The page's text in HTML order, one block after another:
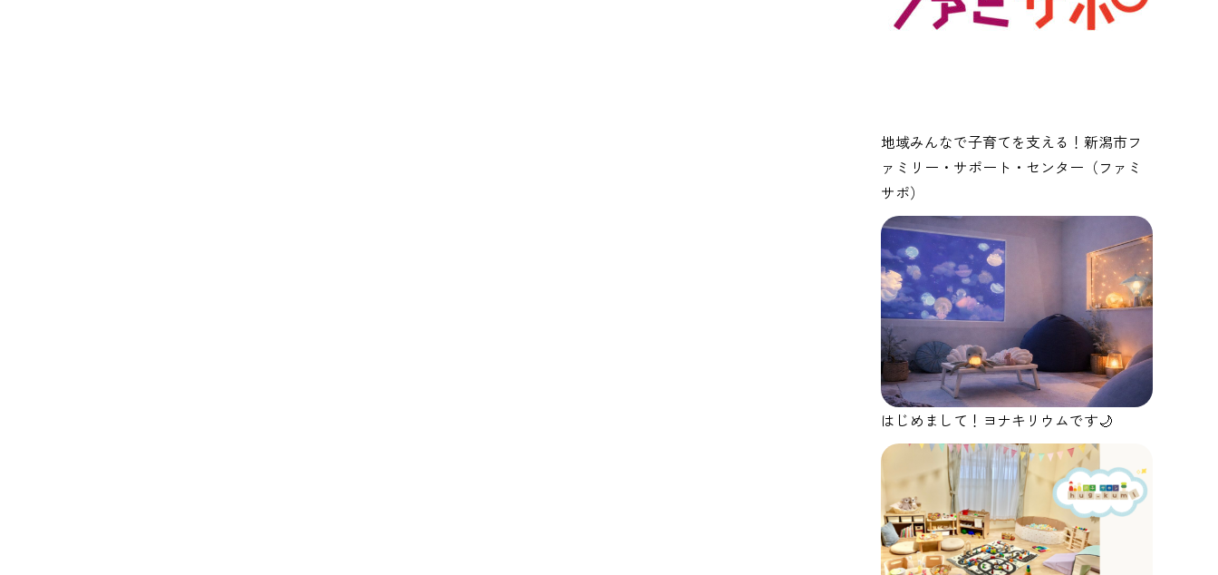
地域みんなで子育てを支える！新潟市フ
ァミリー・サポート・センター（ファミ
サポ）
はじめまして！ヨナキリウムです🌙